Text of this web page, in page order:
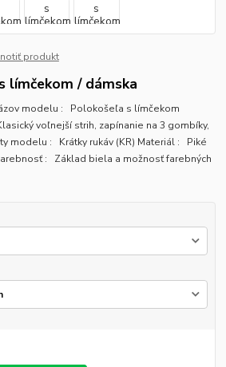
produkt
límčekom / dámska
modelu : Polokošeľa s límčekom
voľnejší strih, zapínanie na 3 gombíky,
modelu : Krátky rukáv (KR) Materiál : Piké
: Základ biela a možnosť farebných